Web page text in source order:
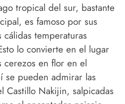
tropical del sur, bastante
es famoso por sus
cálidas temperaturas
lo convierte en el lugar
cerezos en flor en el
se pueden admirar las
Castillo Nakijin, salpicadas